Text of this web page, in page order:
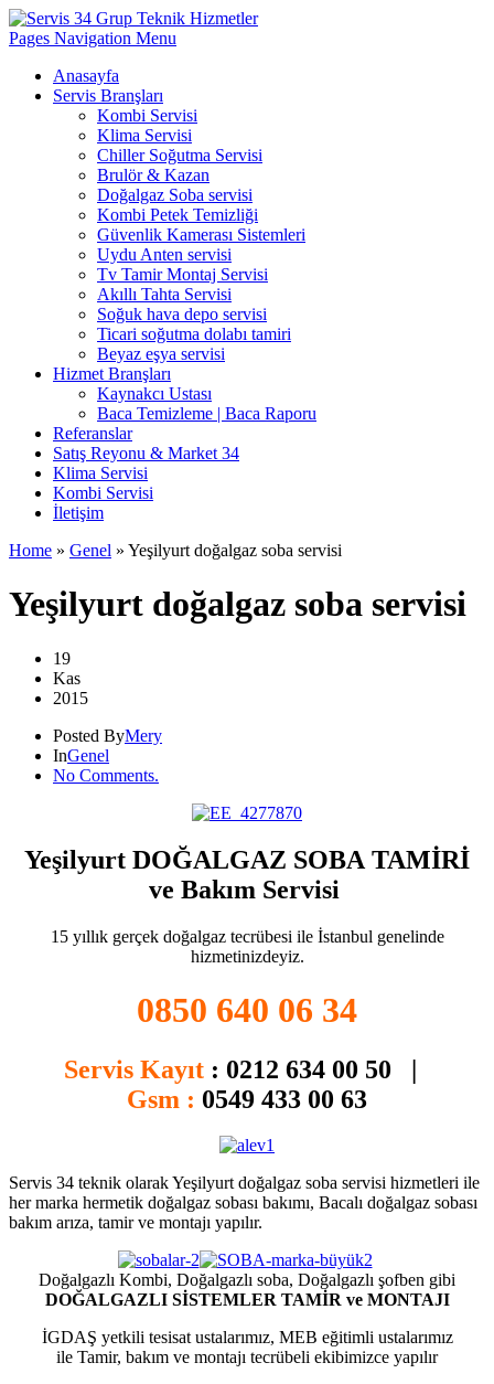
Pages Navigation Menu
Anasayfa
Servis Branşları
Kombi Servisi
Klima Servisi
Chiller Soğutma Servisi
Brulör & Kazan
Doğalgaz Soba servisi
Kombi Petek Temizliği
Güvenlik Kamerası Sistemleri
Uydu Anten servisi
Tv Tamir Montaj Servisi
Akıllı Tahta Servisi
Soğuk hava depo servisi
Ticari soğutma dolabı tamiri
Beyaz eşya servisi
Hizmet Branşları
Kaynakcı Ustası
Baca Temizleme | Baca Raporu
Referanslar
Satış Reyonu & Market 34
Klima Servisi
Kombi Servisi
İletişim
Home » Genel » Yeşilyurt doğalgaz soba servisi
Yeşilyurt doğalgaz soba servisi
19
Kas
2015
Posted ByMery
InGenel
No Comments.
Yeşilyurt DOĞALGAZ SOBA TAMİRİ
ve Bakım Servisi
15 yıllık gerçek doğalgaz tecrübesi ile İstanbul genelinde
hizmetinizdeyiz.
0850 640 06 34
Servis Kayıt : 0212 634 00 50 |
Gsm : 0549 433 00 63
Servis 34 teknik olarak Yeşilyurt doğalgaz soba servisi hizmetleri ile
her marka hermetik doğalgaz sobası bakımı, Bacalı doğalgaz sobası
bakım arıza, tamir ve montajı yapılır.
Doğalgazlı Kombi, Doğalgazlı soba, Doğalgazlı şofben gibi
DOĞALGAZLI SİSTEMLER TAMİR ve MONTAJI
İGDAŞ yetkili tesisat ustalarımız, MEB eğitimli ustalarımız
ile Tamir, bakım ve montajı tecrübeli ekibimizce yapılır